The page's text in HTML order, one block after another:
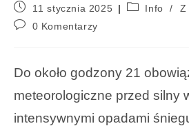
11 stycznia 2025 Info /
Z
0 Komentarzy
Do około godzony 21
meteorologiczne przed silny
intensywnymi opadami